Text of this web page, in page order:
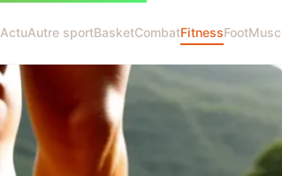
ActuAutre sportBasketCombatFitnessFoot